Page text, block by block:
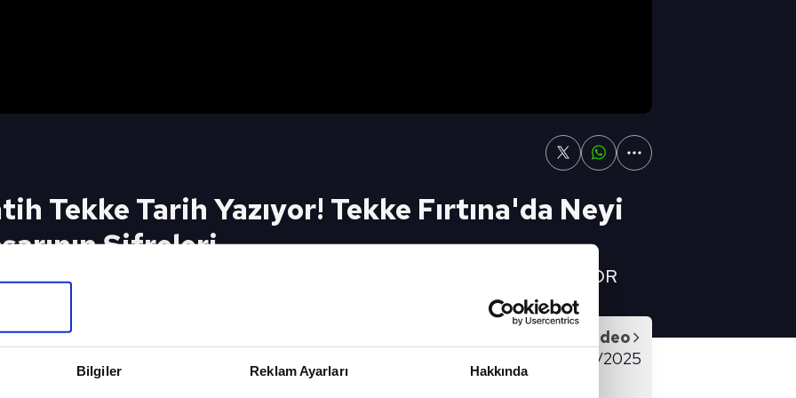
Bilgiler Reklam Ayarları Hakkında
Tekke Tarih Yazıyor! Tekke Fırtına'da Neyi
Şifreleri
Yazıyor! Tekke Fırtına'da Neyi Değiştirdi? İşte Başarının Şifreleri👉 A SPOR
Sonraki Video
SPOR AJANSI FULL BÖLÜM - 18/02/2025